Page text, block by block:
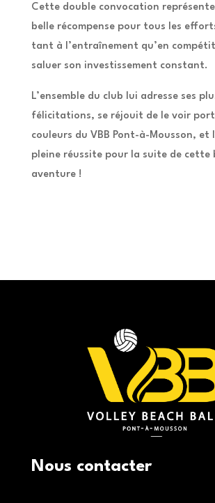
Cette double convocation
belle récompense pour tous les
tant à l’entraînement qu’en
saluer son investissement constant.
L’ensemble du club lui adresse ses
félicitations, se réjouit de le voir
couleurs du VBB Pont-à-Mousson, et
pleine réussite pour la suite de cette
aventure !
Nous contacter